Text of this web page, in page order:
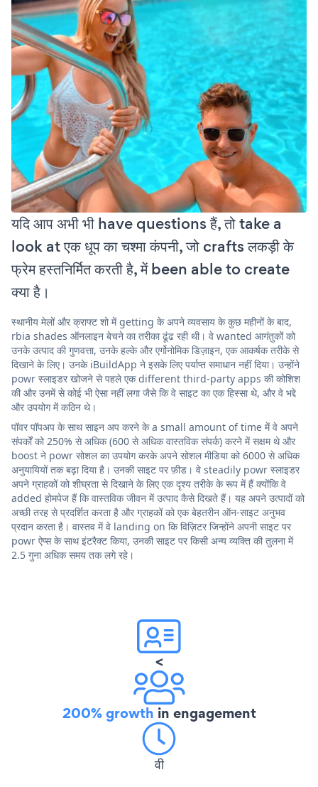
यदि आप अभी भी have questions हैं, तो take a
look at एक धूप का चश्मा कंपनी, जो crafts लकड़ी के
फ्रेम हस्तनिर्मित करती है, में been able to create
क्या है।
स्थानीय मेलों और क्राफ्ट शो में getting के अपने व्यवसाय के कुछ महीनों के बाद,
rbia shades ऑनलाइन बेचने का तरीका ढूंढ रही थी। वे wanted आगंतुकों को
उनके उत्पाद की गुणवत्ता, उनके हल्के और एर्गोनोमिक डिज़ाइन, एक आकर्षक तरीके से
दिखाने के लिए। उनके iBuildApp ने इसके लिए पर्याप्त समाधान नहीं दिया। उन्होंने
powr स्लाइडर खोजने से पहले एक different third-party apps की कोशिश
की और उनमें से कोई भी ऐसा नहीं लगा जैसे कि वे साइट का एक हिस्सा थे, और वे भद्दे
और उपयोग में कठिन थे।
पॉवर पॉपअप के साथ साइन अप करने के a small amount of time में वे अपने
संपर्कों को 250% से अधिक (600 से अधिक वास्तविक संपर्क) करने में सक्षम थे और
boost ने powr सोशल का उपयोग करके अपने सोशल मीडिया को 6000 से अधिक
अनुयायियों तक बढ़ा दिया है। उनकी साइट पर फ़ीड। वे steadily powr स्लाइडर
अपने ग्राहकों को शीघ्रता से दिखाने के लिए एक दृश्य तरीके के रूप में हैं क्योंकि वे
added होमपेज हैं कि वास्तविक जीवन में उत्पाद कैसे दिखते हैं। यह अपने उत्पादों को
अच्छी तरह से प्रदर्शित करता है और ग्राहकों को एक बेहतरीन ऑन-साइट अनुभव
प्रदान करता है। वास्तव में वे landing on कि विज़िटर जिन्होंने अपनी साइट पर
powr ऐप्स के साथ इंटरैक्ट किया, उनकी साइट पर किसी अन्य व्यक्ति की तुलना में
2.5 गुना अधिक समय तक लगे रहे।
<
200% growth in engagement
वी